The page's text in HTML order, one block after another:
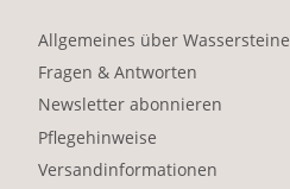
Allgemeines über Wassersteine
Fragen & Antworten
Newsletter abonnieren
Pflegehinweise
Versandinformationen